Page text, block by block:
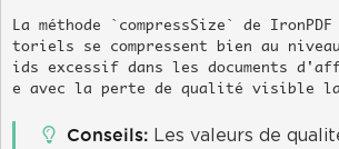
La méthode `compressSize` de
toriels se compressent bien au
ids excessif dans les documents
e avec la perte de qualité visible
Conseils Les valeurs de